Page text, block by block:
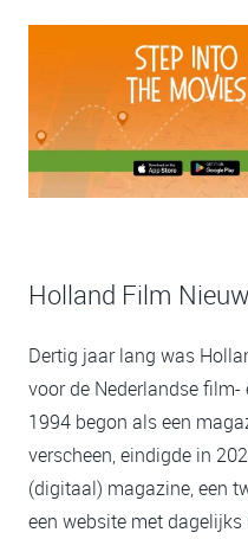
Holland Film
Dertig jaar lang was
voor de Nederlandse
1994 begon als een
verscheen, eindigde in
(digitaal) magazine, een
een website met